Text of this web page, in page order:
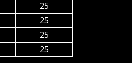
25
25
25
25